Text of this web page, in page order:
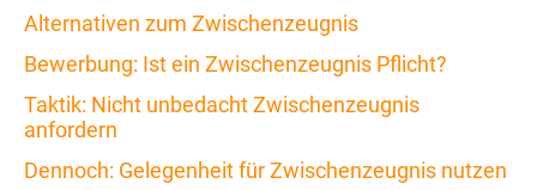
Alternativen zum Zwischenzeugnis
Bewerbung: Ist ein Zwischenzeugnis Pflicht?
Taktik: Nicht unbedacht Zwischenzeugnis
anfordern
Dennoch: Gelegenheit für Zwischenzeugnis nutzen